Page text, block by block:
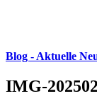
Blog - Aktuelle
IMG-